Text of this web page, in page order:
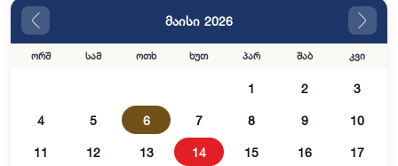
მაისი 2026
ორშ სამ ოთხ ხუთ პარ შაბ კვი
1 2 3
4 5 6 7 8 9 10
11 12 13 14 15 16 17